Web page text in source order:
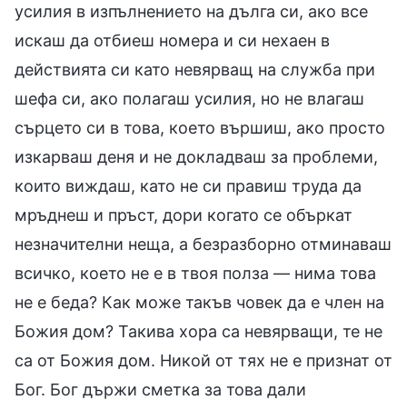
усилия в изпълнението на дълга си, ако все
искаш да отбиеш номера и си нехаен в
действията си като невярващ на служба при
шефа си, ако полагаш усилия, но не влагаш
сърцето си в това, което вършиш, ако просто
изкарваш деня и не докладваш за проблеми,
които виждаш, като не си правиш труда да
мръднеш и пръст, дори когато се объркат
незначителни неща, а безразборно отминаваш
всичко, което не е в твоя полза — нима това
не е беда? Как може такъв човек да е член на
Божия дом? Такива хора са невярващи, те не
са от Божия дом. Никой от тях не е признат от
Бог. Бог държи сметка за това дали